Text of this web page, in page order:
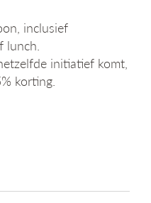
inclusief
lunch.
initiatief komt,
korting.